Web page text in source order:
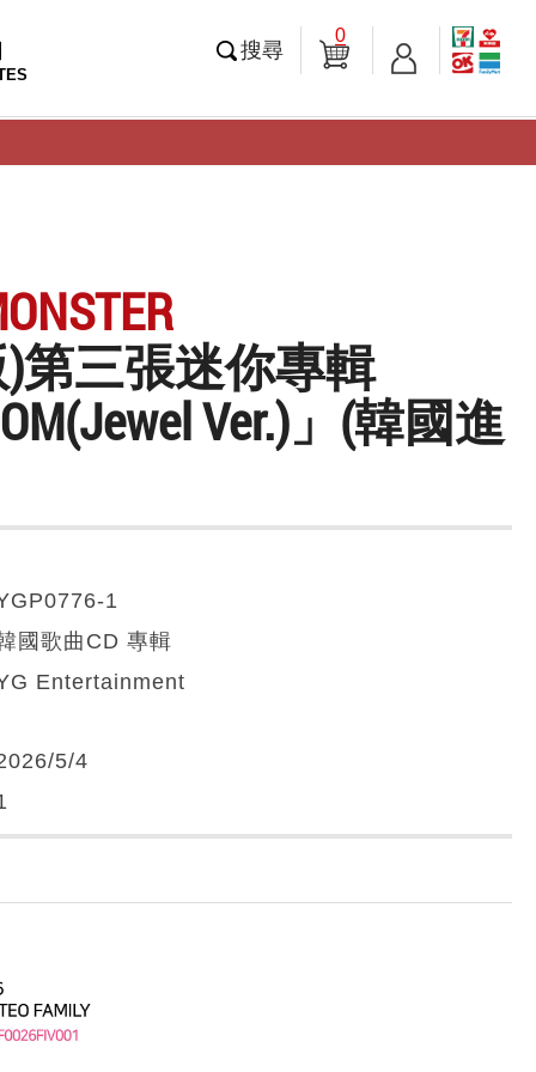
搜尋
0
)第三張迷你專輯
Ver.)」(韓國進
1
國歌曲CD 專輯
Entertainment
5/4